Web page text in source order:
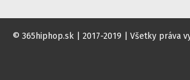
© 365hiphop.sk | 2017-2019 | Všetky práva